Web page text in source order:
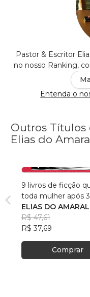
Pastor & Escritor
no nosso Ranking,
Entenda o
Outros Títulos
Elias do
9 livros de ficção
toda mulher após
mais leem
ELIAS DO AMARAL
VIANA
R$ 47,61
R$ 37,69
Comprar